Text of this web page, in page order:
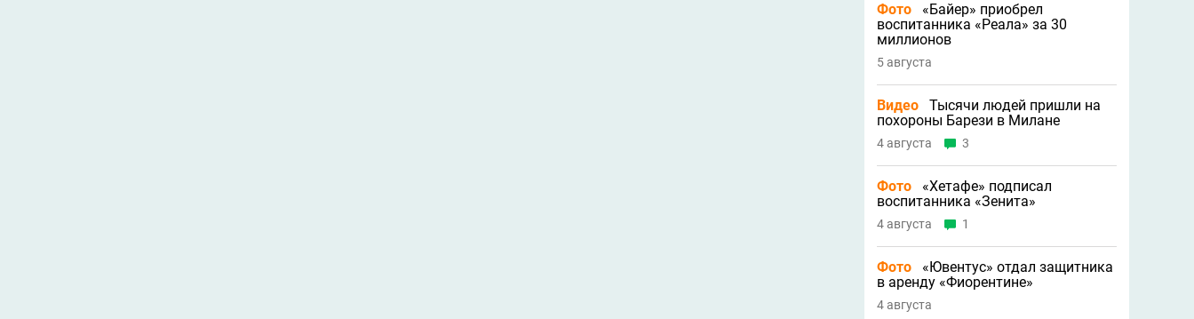
Фото
«Байер» приобрел
воспитанника «Реала» за 30
миллионов
5 августа
Видео
Тысячи людей пришли на
похороны Барези в Милане
4 августа 3
Фото
«Хетафе» подписал
воспитанника «Зенита»
4 августа 1
Фото
«Ювентус» отдал защитника
в аренду «Фиорентине»
4 августа